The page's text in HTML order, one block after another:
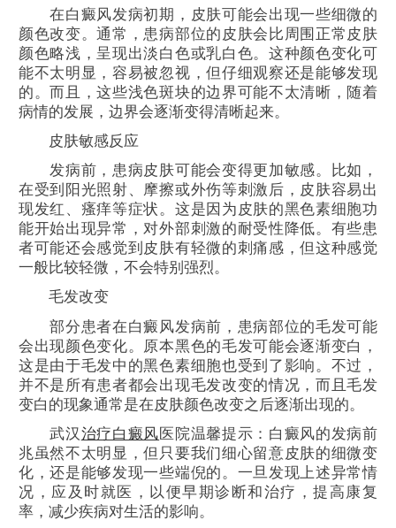
在白癜风发病初期，皮肤可能会出现一些细微的
颜色改变。通常，患病部位的皮肤会比周围正常皮肤
颜色略浅，呈现出淡白色或乳白色。这种颜色变化可
能不太明显，容易被忽视，但仔细观察还是能够发现
的。而且，这些浅色斑块的边界可能不太清晰，随着
病情的发展，边界会逐渐变得清晰起来。
皮肤敏感反应
发病前，患病皮肤可能会变得更加敏感。比如，
在受到阳光照射、摩擦或外伤等刺激后，皮肤容易出
现发红、瘙痒等症状。这是因为皮肤的黑色素细胞功
能开始出现异常，对外部刺激的耐受性降低。有些患
者可能还会感觉到皮肤有轻微的刺痛感，但这种感觉
一般比较轻微，不会特别强烈。
毛发改变
部分患者在白癜风发病前，患病部位的毛发可能
会出现颜色变化。原本黑色的毛发可能会逐渐变白，
这是由于毛发中的黑色素细胞也受到了影响。不过，
并不是所有患者都会出现毛发改变的情况，而且毛发
变白的现象通常是在皮肤颜色改变之后逐渐出现的。
武汉治疗白癜风医院温馨提示：白癜风的发病前
兆虽然不太明显，但只要我们细心留意皮肤的细微变
化，还是能够发现一些端倪的。一旦发现上述异常情
况，应及时就医，以便早期诊断和治疗，提高康复
率，减少疾病对生活的影响。